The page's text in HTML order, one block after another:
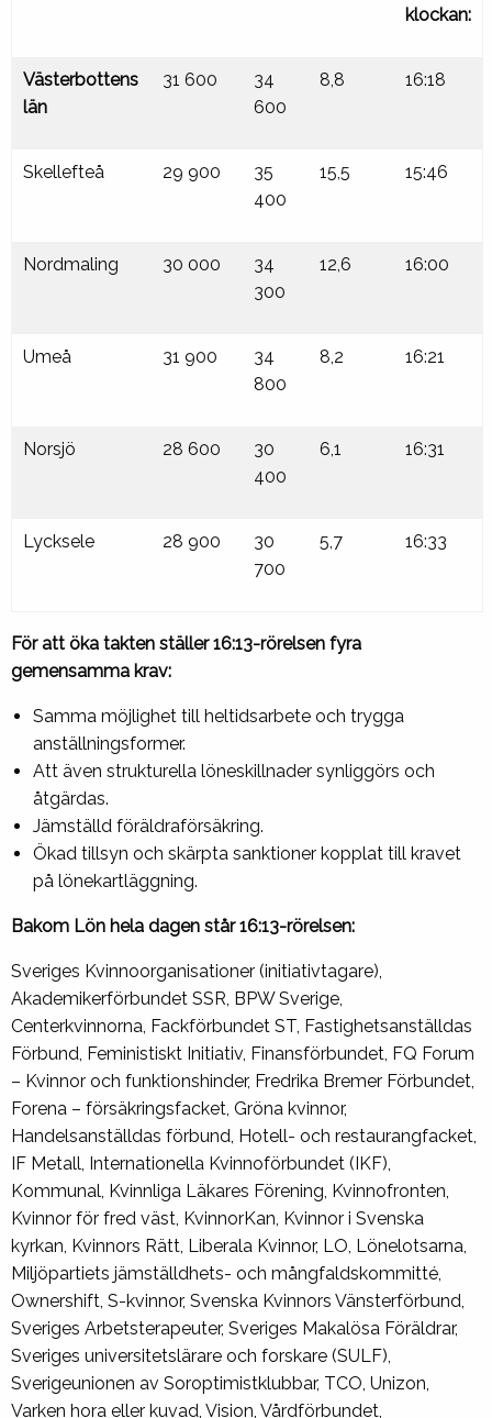
klockan:
Västerbottens
län
31 600
34
600
8,8 16:18
Skellefteå 29 900
35
400
15,5 15:46
Nordmaling 30 000
34
300
12,6 16:00
Umeå 31 900
34
800
8,2 16:21
Norsjö 28 600
30
400
6,1 16:31
Lycksele 28 900
30
700
5,7 16:33
För att öka takten ställer 16:13-rörelsen fyra
gemensamma krav:
Samma möjlighet till heltidsarbete och trygga
anställningsformer.
Att även strukturella löneskillnader synliggörs och
åtgärdas.
Jämställd föräldraförsäkring.
Ökad tillsyn och skärpta sanktioner kopplat till kravet
på lönekartläggning.
Bakom Lön hela dagen står 16:13-rörelsen:
Sveriges Kvinnoorganisationer (initiativtagare),
Akademikerförbundet SSR, BPW Sverige,
Centerkvinnorna, Fackförbundet ST, Fastighetsanställdas
Förbund, Feministiskt Initiativ, Finansförbundet, FQ Forum
– Kvinnor och funktionshinder, Fredrika Bremer Förbundet,
Forena – försäkringsfacket, Gröna kvinnor,
Handelsanställdas förbund, Hotell- och restaurangfacket,
IF Metall, Internationella Kvinnoförbundet (IKF),
Kommunal, Kvinnliga Läkares Förening, Kvinnofronten,
Kvinnor för fred väst, KvinnorKan, Kvinnor i Svenska
kyrkan, Kvinnors Rätt, Liberala Kvinnor, LO, Lönelotsarna,
Miljöpartiets jämställdhets- och mångfaldskommitté,
Ownershift, S-kvinnor, Svenska Kvinnors Vänsterförbund,
Sveriges Arbetsterapeuter, Sveriges Makalösa Föräldrar,
Sveriges universitetslärare och forskare (SULF),
Sverigeunionen av Soroptimistklubbar, TCO, Unizon,
Varken hora eller kuvad, Vision, Vårdförbundet,